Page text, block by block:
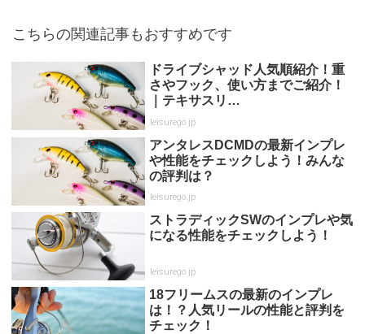
こちらの関連記事もおすすめです
ドライブシャッド人気順紹介！重
さやフック、使い方までご紹介！
｜テキサスリ…
leisurego.jp
アンタレスDCMDの最新インプレ
や性能をチェックしよう！みんな
の評判は？
leisurego.jp
ストラディックSWのインプレや気
になる性能をチェックしよう！
leisurego.jp
18フリームスの最新のインプレ
は！？人気リールの性能と評判を
チェック！